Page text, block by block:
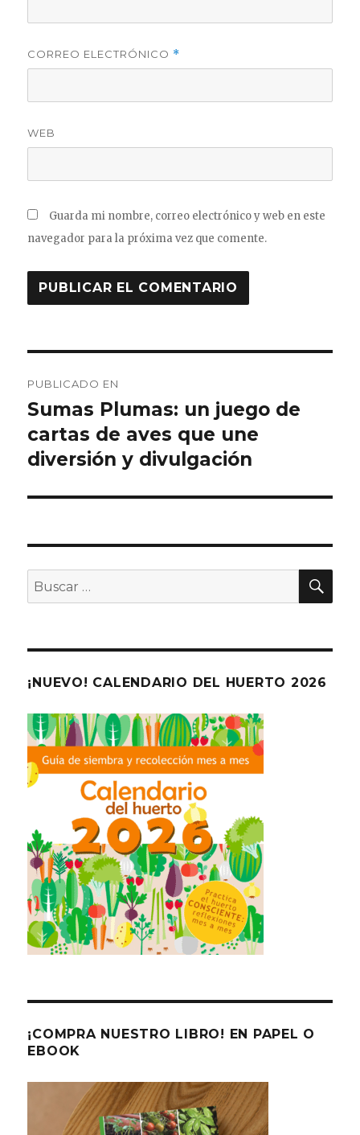
CORREO ELECTRÓNICO *
WEB
Guarda mi nombre, correo electrónico y web en este
navegador para la próxima vez que comente.
de
entradas
PUBLICADO EN
Sumas Plumas: un juego de
cartas de aves que une
diversión y divulgación
Buscar
por:
¡NUEVO! CALENDARIO DEL HUERTO 2026
¡COMPRA NUESTRO LIBRO! EN PAPEL O
EBOOK